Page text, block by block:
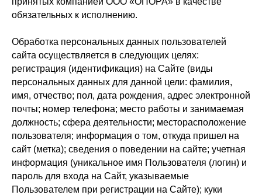
обязательных к исполнению.
Обработка персональных данных пользователей
сайта осуществляется в следующих целях:
регистрация (идентификация) на Сайте (виды
персональных данных для данной цели: фамилия,
имя, отчество; пол, дата рождения, адрес электронной
почты; номер телефона; место работы и занимаемая
должность; сфера деятельности; месторасположение
пользователя; информация о том, откуда пришел на
сайт (метка); сведения о поведении на сайте; учетная
информация (уникальное имя Пользователя (логин) и
пароль для входа на Сайт, указываемые
Пользователем при регистрации на Сайте); куки